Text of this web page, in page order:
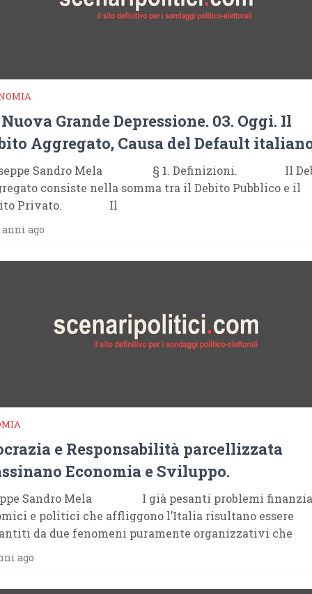
Grande Depressione. 03. Oggi. Il
Aggregato, Causa del Default
Sandro Mela § 1. Definizioni. Il
consiste nella somma tra il Debito Pubblico e il
Privato. Il
anni ago
e Responsabilità parcellizzata
Economia e Sviluppo.
Sandro Mela I già pesanti problemi
e politici che affliggono l’Italia risultano essere
da due fenomeni puramente organizzativi che
ago